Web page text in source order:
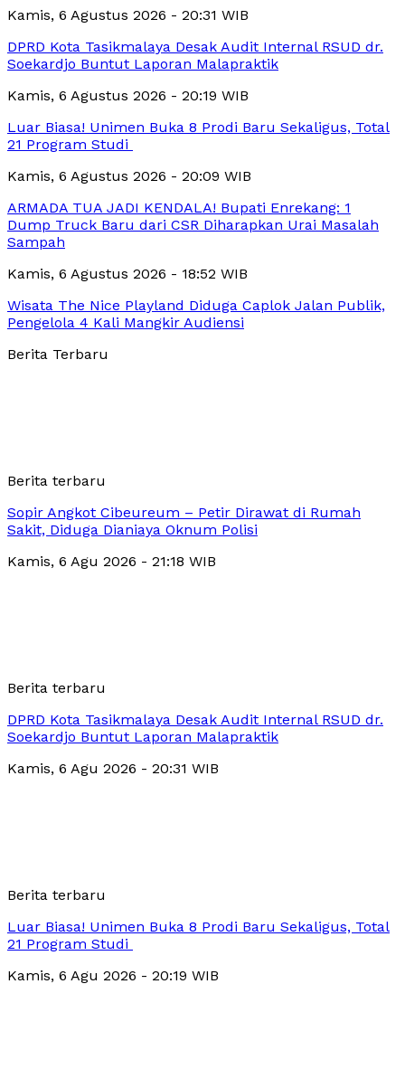
Kamis, 6 Agustus 2026 - 20:31 WIB
DPRD Kota Tasikmalaya Desak Audit Internal RSUD dr.
Soekardjo Buntut Laporan Malapraktik
Kamis, 6 Agustus 2026 - 20:19 WIB
Luar Biasa! Unimen Buka 8 Prodi Baru Sekaligus, Total
21 Program Studi
Kamis, 6 Agustus 2026 - 20:09 WIB
ARMADA TUA JADI KENDALA! Bupati Enrekang: 1
Dump Truck Baru dari CSR Diharapkan Urai Masalah
Sampah
Kamis, 6 Agustus 2026 - 18:52 WIB
Wisata The Nice Playland Diduga Caplok Jalan Publik,
Pengelola 4 Kali Mangkir Audiensi
Berita Terbaru
Berita terbaru
Sopir Angkot Cibeureum – Petir Dirawat di Rumah
Sakit, Diduga Dianiaya Oknum Polisi
Kamis, 6 Agu 2026 - 21:18 WIB
Berita terbaru
DPRD Kota Tasikmalaya Desak Audit Internal RSUD dr.
Soekardjo Buntut Laporan Malapraktik
Kamis, 6 Agu 2026 - 20:31 WIB
Berita terbaru
Luar Biasa! Unimen Buka 8 Prodi Baru Sekaligus, Total
21 Program Studi
Kamis, 6 Agu 2026 - 20:19 WIB